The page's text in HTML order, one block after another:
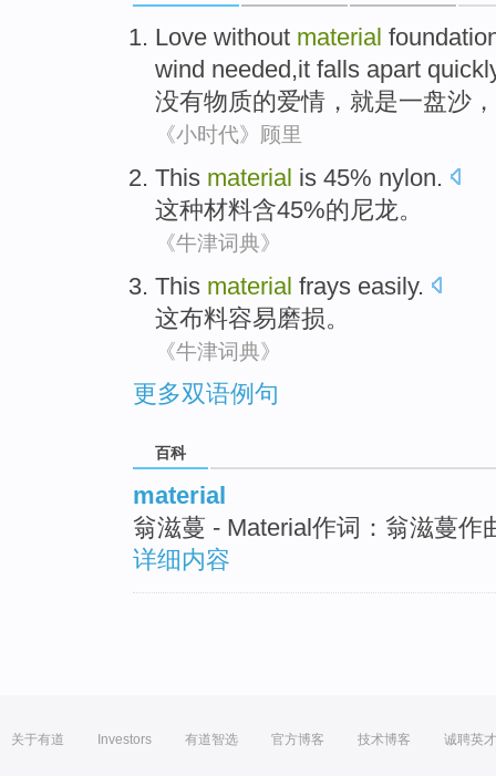
Love without material
wind needed,it falls apart
没有物质的爱情 ， 就是一盘沙 ，
《小时代》顾里
This material is 45% nylon.
这种材料含45%的 尼龙。
《牛津词典》
This material frays easily.
这布料容易磨损。
《牛津词典》
更多双语例句
百科
material
翁滋蔓 - Material作词：翁滋蔓作
详细内容
关于有道 Investors 有道智选 官方博客 技术博客 诚聘英才